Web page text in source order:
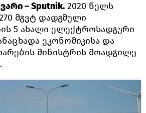
– Sputnik. 2020 წელს
მგვტ დადგმული
5 ახალი ელექტროსადგური
ეკონომიკისა და
მინისტრის მოადგილე